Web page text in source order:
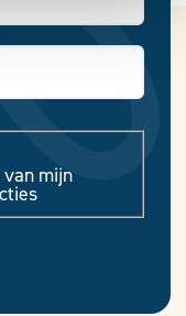
mijn